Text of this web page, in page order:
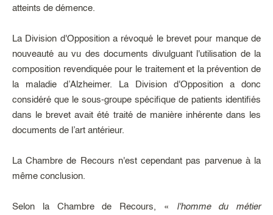
atteints de démence.
La Division d'Opposition a révoqué le brevet pour manque de
nouveauté au vu des documents divulguant l'utilisation de la
composition revendiquée pour le traitement et la prévention de
la maladie d’Alzheimer. La Division d'Opposition a donc
considéré que le sous-groupe spécifique de patients identifiés
dans le brevet avait été traité de manière inhérente dans les
documents de l’art antérieur.
La Chambre de Recours n'est cependant pas parvenue à la
même conclusion.
Selon la Chambre de Recours, « l'homme du métier